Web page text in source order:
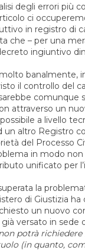
degli errori più
ci
in registro di
che – per una
ingiuntivo
banalmente,
il controllo del
attraverso un
a livello
un altro Registro
del Processo
in modo
unificato per
la
di Giustizia
un nuovo
versato in sede
potrà
(in quanto,